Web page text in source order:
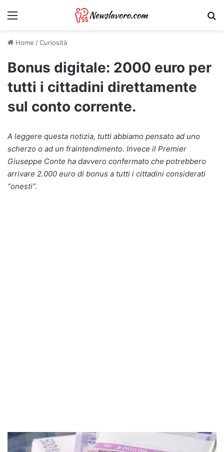
Menu
Home /Curiosità
Bonus digitale: 2000 euro per
tutti i cittadini direttamente
sul conto corrente.
A leggere questa notizia, tutti abbiamo pensato ad uno
scherzo o ad un fraintendimento. Invece il Premier
Giuseppe Conte ha davvero confermato che potrebbero
arrivare 2.000 euro di bonus a tutti i cittadini considerati
“onesti”.